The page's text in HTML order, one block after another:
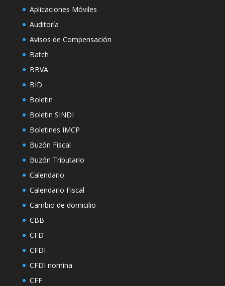
Aplicaciones Móviles
Auditoría
Avisos de Compensación
Batch
BBVA
BID
Boletin
Boletin SINDI
Boletines IMCP
Buzón Fiscal
Buzón Tributario
Calendario
Calendario Fiscal
Cambio de domicilio
CBB
CFD
CFDI
CFDI nomina
CFF